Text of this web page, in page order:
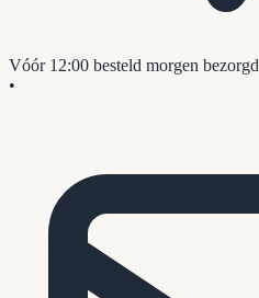
Vóór 12:00 besteld morgen bezorgd
•